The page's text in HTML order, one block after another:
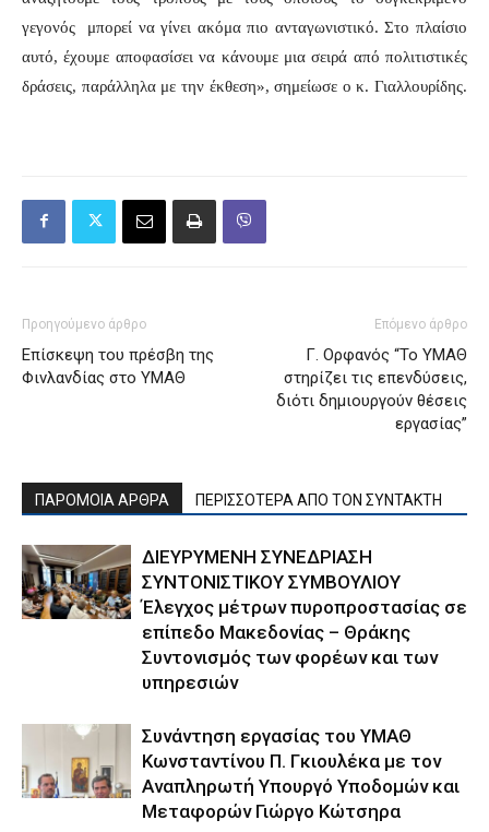
γεγονός μπορεί να γίνει ακόμα πιο ανταγωνιστικό. Στο πλαίσιο
αυτό, έχουμε αποφασίσει να κάνουμε μια σειρά από πολιτιστικές
δράσεις, παράλληλα με την έκθεση», σημείωσε ο κ. Γιαλλουρίδης.
Προηγούμενο άρθρο
Επίσκεψη του πρέσβη της
Φινλανδίας στο ΥΜΑΘ
Επόμενο άρθρο
Γ. Ορφανός “Το ΥΜΑΘ
στηρίζει τις επενδύσεις,
διότι δημιουργούν θέσεις
εργασίας”
ΠΑΡΟΜΟΙΑ ΑΡΘΡΑ ΠΕΡΙΣΣΟΤΕΡΑ ΑΠΟ ΤΟΝ ΣΥΝΤΑΚΤΗ
ΔΙΕΥΡΥΜΕΝΗ ΣΥΝΕΔΡΙΑΣΗ
ΣΥΝΤΟΝΙΣΤΙΚΟΥ ΣΥΜΒΟΥΛΙΟΥ
Έλεγχος μέτρων πυροπροστασίας σε
επίπεδο Μακεδονίας – Θράκης
Συντονισμός των φορέων και των
υπηρεσιών
Συνάντηση εργασίας του ΥΜΑΘ
Κωνσταντίνου Π. Γκιουλέκα με τον
Αναπληρωτή Υπουργό Υποδομών και
Μεταφορών Γιώργο Κώτσηρα